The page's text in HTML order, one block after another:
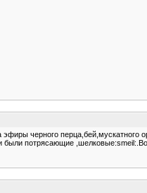
черного перца,бей,мускатного
были потрясающие